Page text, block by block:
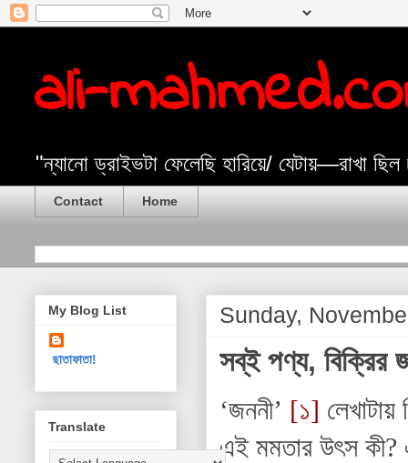
ali-
"ন্যানো ড্রাইভটা ফেলেছি হারিয়ে/ যেটায়—রাখা
Contact Home
Sunday,
সব্ই পণ্য, বিক্রির
‘জননী’ [১]
এই মমতার উৎস কী?
My Blog List
ছাতাফাতা!
Translate